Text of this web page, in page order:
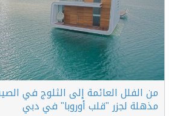
من الفلل العائمة إلى الثلوج في
مذهلة لجزر "قلب أوروبا" في دبي